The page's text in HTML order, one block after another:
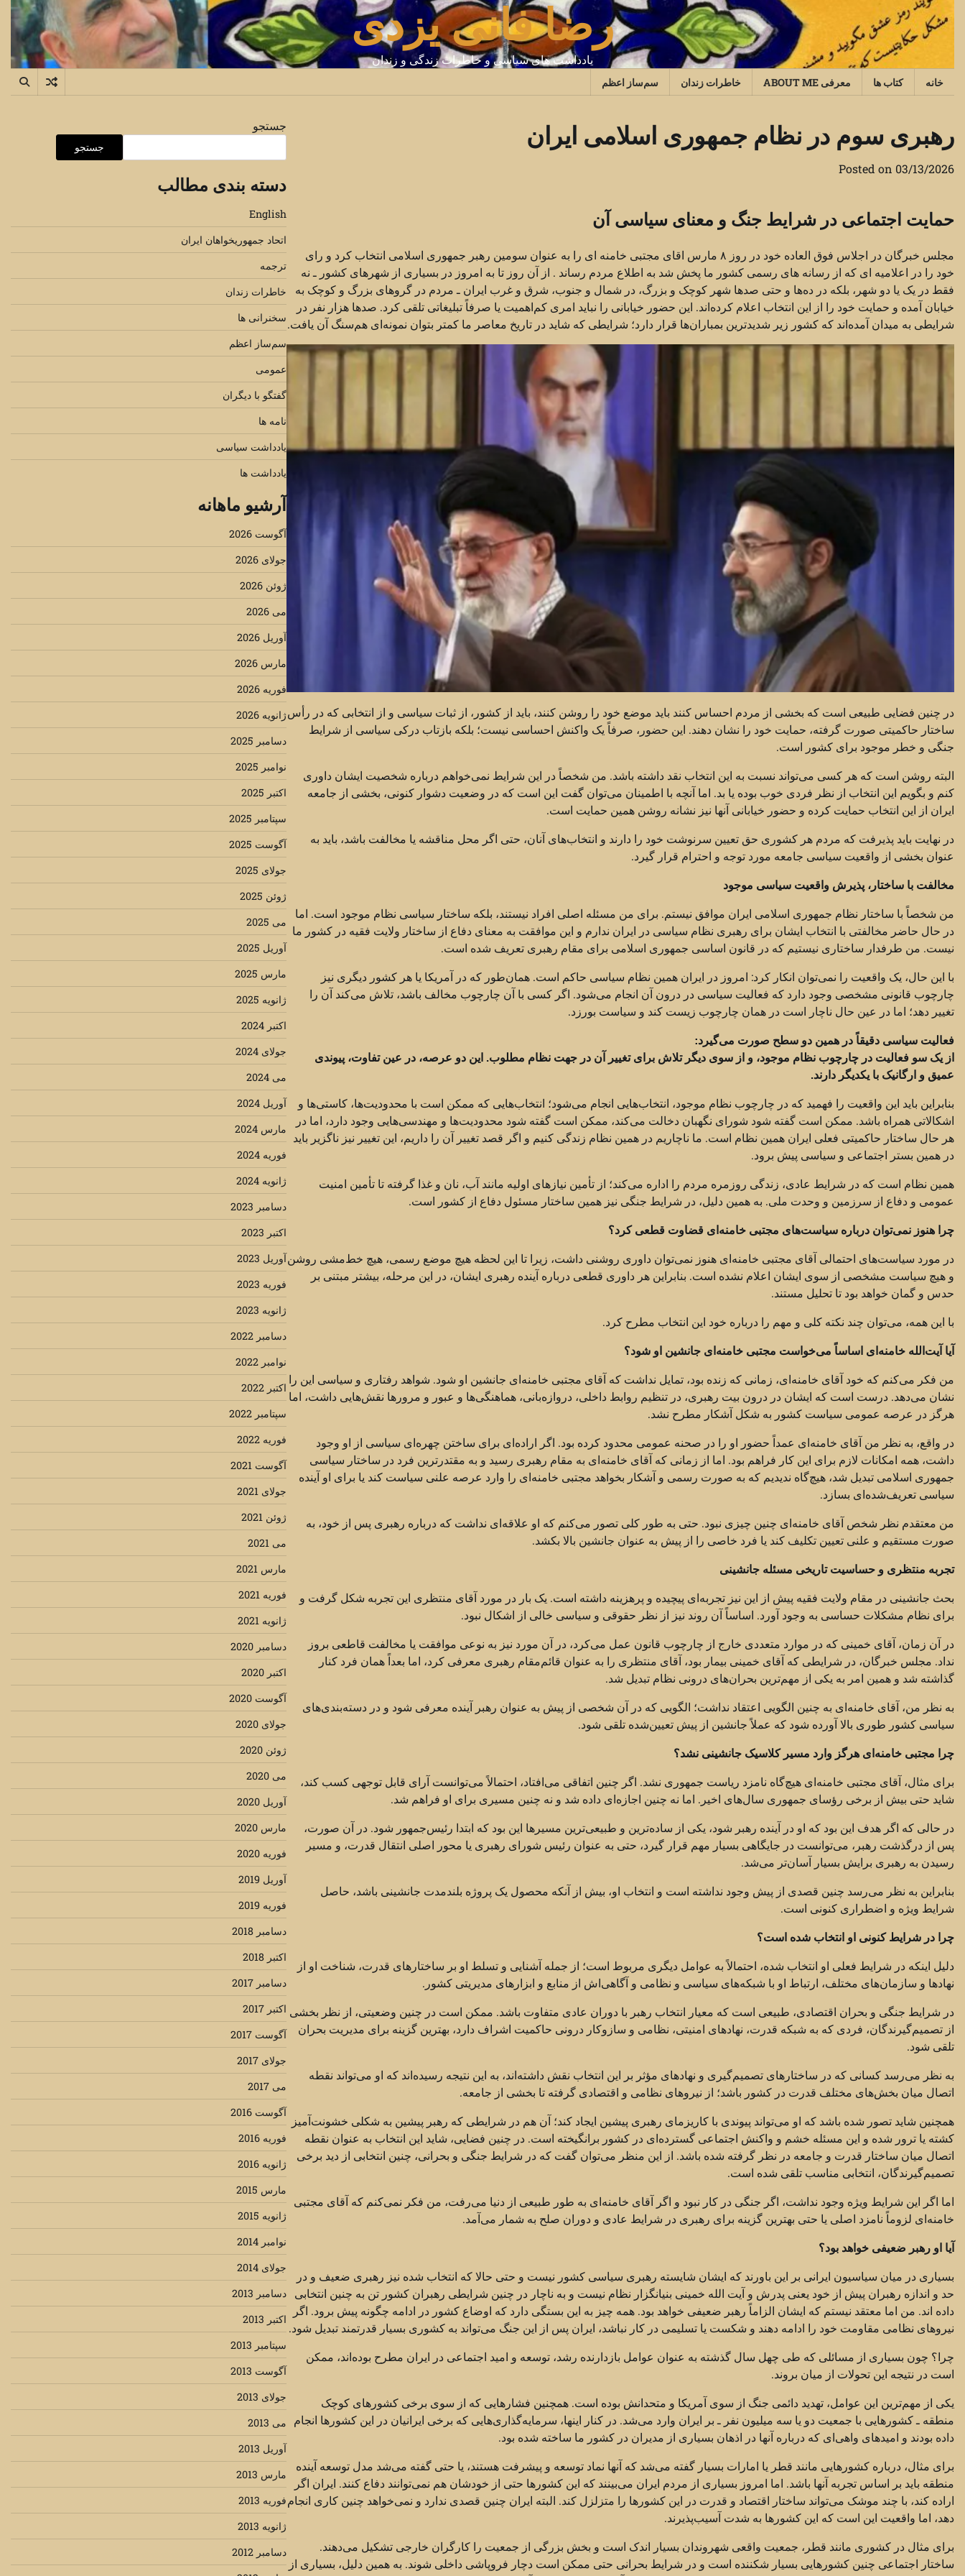
content
رضا فانی یزدی
یادداشت های سیاسی و خاطرات زندگی و زندان
خانه کتاب ها معرفی ABOUT ME خاطرات زندان سم‌ساز اعظم
رهبری سوم در نظام جمهوری اسلامی ایران
Posted on 03/13/2026
حمایت اجتماعی در شرایط جنگ و معنای سیاسی آن
مجلس خبرگان در اجلاس فوق العاده خود در روز ۸ مارس اقای مجتبی خامنه ای را به عنوان سومین رهبر جمهوری اسلامی انتخاب کرد و رای
خود را در اعلامیه ای که از رسانه های رسمی کشور ما پخش شد به اطلاع مردم رساند . از آن روز تا به امروز در بسیاری از شهرهای کشور ـ نه
فقط در یک یا دو شهر، بلکه در ده‌ها و حتی صدها شهر کوچک و بزرگ، در شمال و جنوب، شرق و غرب ایران ـ مردم در گروهای بزرگ و کوچک به
خیابان آمده‌ و حمایت خود را از این انتخاب اعلام کرده‌اند. این حضور خیابانی را نباید امری کم‌اهمیت یا صرفاً تبلیغاتی تلقی کرد. صدها هزار نفر در
شرایطی به میدان آمده‌اند که کشور زیر شدیدترین بمباران‌ها قرار دارد؛ شرایطی که شاید در تاریخ معاصر ما کمتر بتوان نمونه‌ای هم‌سنگ آن یافت.
در چنین فضایی طبیعی است که بخشی از مردم احساس کنند باید موضع خود را روشن کنند، باید از کشور، از ثبات سیاسی و از انتخابی که در رأس
ساختار حاکمیتی صورت گرفته، حمایت خود را نشان دهند. این حضور، صرفاً یک واکنش احساسی نیست؛ بلکه بازتاب درکی سیاسی از شرایط
جنگی و خطر موجود برای کشور است.
البته روشن است که هر کسی می‌تواند نسبت به این انتخاب نقد داشته باشد. من شخصاً در این شرایط نمی‌خواهم درباره شخصیت ایشان داوری
کنم و بگویم این انتخاب از نظر فردی خوب بوده یا بد. اما آنچه با اطمینان می‌توان گفت این است که در وضعیت دشوار کنونی، بخشی از جامعه
ایران از این انتخاب حمایت کرده و حضور خیابانی آنها نیز نشانه روشن همین حمایت است.
در نهایت باید پذیرفت که مردم هر کشوری حق تعیین سرنوشت خود را دارند و انتخاب‌های آنان، حتی اگر محل مناقشه یا مخالفت باشد، باید به
عنوان بخشی از واقعیت سیاسی جامعه مورد توجه و احترام قرار گیرد.
مخالفت با ساختار، پذیرش واقعیت سیاسی موجود
من شخصاً با ساختار نظام جمهوری اسلامی ایران موافق نیستم. برای من مسئله اصلی افراد نیستند، بلکه ساختار سیاسی نظام موجود است. اما
در حال حاضر مخالفتی با انتخاب ایشان برای رهبری نظام سیاسی در ایران ندارم و این موافقت به معنای دفاع از ساختار ولایت فقیه در کشور ما
نیست. من طرفدار ساختاری نیستیم که در قانون اساسی جمهوری اسلامی برای مقام رهبری تعریف شده است.
با این حال، یک واقعیت را نمی‌توان انکار کرد: امروز در ایران همین نظام سیاسی حاکم است. همان‌طور که در آمریکا یا هر کشور دیگری نیز
چارچوب قانونی مشخصی وجود دارد که فعالیت سیاسی در درون آن انجام می‌شود. اگر کسی با آن چارچوب مخالف باشد، تلاش می‌کند آن را
تغییر دهد؛ اما در عین حال ناچار است در همان چارچوب زیست کند و سیاست بورزد.
فعالیت سیاسی دقیقاً در همین دو سطح صورت می‌گیرد:
از یک سو فعالیت در چارچوب نظام موجود، و از سوی دیگر تلاش برای تغییر آن در جهت نظام مطلوب. این دو عرصه، در عین تفاوت، پیوندی
عمیق و ارگانیک با یکدیگر دارند.
بنابراین باید این واقعیت را فهمید که در چارچوب نظام موجود، انتخاب‌هایی انجام می‌شود؛ انتخاب‌هایی که ممکن است با محدودیت‌ها، کاستی‌ها و
اشکالاتی همراه باشد. ممکن است گفته شود شورای نگهبان دخالت می‌کند، ممکن است گفته شود محدودیت‌ها و مهندسی‌هایی وجود دارد، اما در
هر حال ساختار حاکمیتی فعلی ایران همین نظام است. ما ناچاریم در همین نظام زندگی کنیم و اگر قصد تغییر آن را داریم، این تغییر نیز ناگزیر باید
در همین بستر اجتماعی و سیاسی پیش برود.
همین نظام است که در شرایط عادی، زندگی روزمره مردم را اداره می‌کند؛ از تأمین نیازهای اولیه مانند آب، نان و غذا گرفته تا تأمین امنیت
عمومی و دفاع از سرزمین و وحدت ملی. به همین دلیل، در شرایط جنگی نیز همین ساختار مسئول دفاع از کشور است.
چرا هنوز نمی‌توان درباره سیاست‌های مجتبی خامنه‌ای قضاوت قطعی کرد؟
در مورد سیاست‌های احتمالی آقای مجتبی خامنه‌ای هنوز نمی‌توان داوری روشنی داشت، زیرا تا این لحظه هیچ موضع رسمی، هیچ خط‌مشی روشن
و هیچ سیاست مشخصی از سوی ایشان اعلام نشده است. بنابراین هر داوری قطعی درباره آینده رهبری ایشان، در این مرحله، بیشتر مبتنی بر
حدس و گمان خواهد بود تا تحلیل مستند.
با این همه، می‌توان چند نکته کلی و مهم را درباره خود این انتخاب مطرح کرد.
آیا آیت‌الله خامنه‌ای اساساً می‌خواست مجتبی خامنه‌ای جانشین او شود؟
من فکر می‌کنم که خود آقای خامنه‌ای، زمانی که زنده بود، تمایل نداشت که آقای مجتبی خامنه‌ای جانشین او شود. شواهد رفتاری و سیاسی این را
نشان می‌دهد. درست است که ایشان در درون بیت رهبری، در تنظیم روابط داخلی، دروازه‌بانی، هماهنگی‌ها و عبور و مرورها نقش‌هایی داشت، اما
هرگز در عرصه عمومی سیاست کشور به شکل آشکار مطرح نشد.
در واقع، به نظر من آقای خامنه‌ای عمداً حضور او را در صحنه عمومی محدود کرده بود. اگر اراده‌ای برای ساختن چهره‌ای سیاسی از او وجود
داشت، همه امکانات لازم برای این کار فراهم بود. اما از زمانی که آقای خامنه‌ای به مقام رهبری رسید و به مقتدرترین فرد در ساختار سیاسی
جمهوری اسلامی تبدیل شد، هیچ‌گاه ندیدیم که به صورت رسمی و آشکار بخواهد مجتبی خامنه‌ای را وارد عرصه علنی سیاست کند یا برای او آینده
سیاسی تعریف‌شده‌ای بسازد.
من معتقدم نظر شخص آقای خامنه‌ای چنین چیزی نبود. حتی به طور کلی تصور می‌کنم که او علاقه‌ای نداشت که درباره رهبری پس از خود، به
صورت مستقیم و علنی تعیین تکلیف کند یا فرد خاصی را از پیش به عنوان جانشین بالا بکشد.
تجربه منتظری و حساسیت تاریخی مسئله جانشینی
بحث جانشینی در مقام ولایت فقیه پیش از این نیز تجربه‌ای پیچیده و پرهزینه داشته است. یک بار در مورد آقای منتظری این تجربه شکل گرفت و
برای نظام مشکلات حساسی به وجود آورد. اساساً آن روند نیز از نظر حقوقی و سیاسی خالی از اشکال نبود.
در آن زمان، آقای خمینی که در موارد متعددی خارج از چارچوب قانون عمل می‌کرد، در آن مورد نیز به نوعی موافقت یا مخالفت قاطعی بروز
نداد. مجلس خبرگان، در شرایطی که آقای خمینی بیمار بود، آقای منتظری را به عنوان قائم‌مقام رهبری معرفی کرد، اما بعداً همان فرد کنار
گذاشته شد و همین امر به یکی از مهم‌ترین بحران‌های درونی نظام تبدیل شد.
به نظر من، آقای خامنه‌ای به چنین الگویی اعتقاد نداشت؛ الگویی که در آن شخصی از پیش به عنوان رهبر آینده معرفی شود و در دسته‌بندی‌های
سیاسی کشور طوری بالا آورده شود که عملاً جانشین از پیش تعیین‌شده تلقی شود.
چرا مجتبی خامنه‌ای هرگز وارد مسیر کلاسیک جانشینی نشد؟
برای مثال، آقای مجتبی خامنه‌ای هیچ‌گاه نامزد ریاست جمهوری نشد. اگر چنین اتفاقی می‌افتاد، احتمالاً می‌توانست آرای قابل توجهی کسب کند،
شاید حتی بیش از برخی رؤسای جمهوری سال‌های اخیر. اما نه چنین اجازه‌ای داده شد و نه چنین مسیری برای او فراهم شد.
در حالی که اگر هدف این بود که او در آینده رهبر شود، یکی از ساده‌ترین و طبیعی‌ترین مسیرها این بود که ابتدا رئیس‌جمهور شود. در آن صورت،
پس از درگذشت رهبر، می‌توانست در جایگاهی بسیار مهم قرار گیرد، حتی به عنوان رئیس شورای رهبری یا محور اصلی انتقال قدرت، و مسیر
رسیدن به رهبری برایش بسیار آسان‌تر می‌شد.
بنابراین به نظر می‌رسد چنین قصدی از پیش وجود نداشته است و انتخاب او، بیش از آنکه محصول یک پروژه بلندمدت جانشینی باشد، حاصل
شرایط ویژه و اضطراری کنونی است.
چرا در شرایط کنونی او انتخاب شده است؟
دلیل اینکه در شرایط فعلی او انتخاب شده، احتمالاً به عوامل دیگری مربوط است؛ از جمله آشنایی و تسلط او بر ساختارهای قدرت، شناخت او از
نهادها و سازمان‌های مختلف، ارتباط او با شبکه‌های سیاسی و نظامی و آگاهی‌اش از منابع و ابزارهای مدیریتی کشور.
در شرایط جنگی و بحران اقتصادی، طبیعی است که معیار انتخاب رهبر با دوران عادی متفاوت باشد. ممکن است در چنین وضعیتی، از نظر بخشی
از تصمیم‌گیرندگان، فردی که به شبکه قدرت، نهادهای امنیتی، نظامی و سازوکار درونی حاکمیت اشراف دارد، بهترین گزینه برای مدیریت بحران
تلقی شود.
به نظر می‌رسد کسانی که در ساختارهای تصمیم‌گیری و نهادهای مؤثر بر این انتخاب نقش داشته‌اند، به این نتیجه رسیده‌اند که او می‌تواند نقطه
اتصال میان بخش‌های مختلف قدرت در کشور باشد؛ از نیروهای نظامی و اقتصادی گرفته تا بخشی از جامعه.
همچنین شاید تصور شده باشد که او می‌تواند پیوندی با کاریزمای رهبری پیشین ایجاد کند؛ آن هم در شرایطی که رهبر پیشین به شکلی خشونت‌آمیز
کشته یا ترور شده و این مسئله خشم و واکنش اجتماعی گسترده‌ای در کشور برانگیخته است. در چنین فضایی، شاید این انتخاب به عنوان نقطه
اتصال میان ساختار قدرت و جامعه در نظر گرفته شده باشد. از این منظر می‌توان گفت که در شرایط جنگی و بحرانی، چنین انتخابی از دید برخی
تصمیم‌گیرندگان، انتخابی مناسب تلقی شده است.
اما اگر این شرایط ویژه وجود نداشت، اگر جنگی در کار نبود و اگر آقای خامنه‌ای به طور طبیعی از دنیا می‌رفت، من فکر نمی‌کنم که آقای مجتبی
خامنه‌ای لزوماً نامزد اصلی یا حتی بهترین گزینه برای رهبری در شرایط عادی و دوران صلح به شمار می‌آمد.
آیا او رهبر ضعیفی خواهد بود؟
بسیاری در میان سیاسیون ایرانی بر این باورند که ایشان شایسته رهبری سیاسی کشور نیست و حتی حالا که انتخاب شده نیز رهبری ضعیف و در
حد و اندازه رهبران پیش از خود یعنی پدرش و آیت الله خمینی بنیانگزار نظام نیست و به ناچار در چنین شرایطی رهبران کشور تن به چنین انتخابی
داده اند. من اما معتقد نیستم که ایشان الزاماً رهبر ضعیفی خواهد بود. همه چیز به این بستگی دارد که اوضاع کشور در ادامه چگونه پیش برود. اگر
نیروهای نظامی مقاومت خود را ادامه دهند و شکست یا تسلیمی در کار نباشد، ایران پس از این جنگ می‌تواند به کشوری بسیار قدرتمند تبدیل شود.
چرا؟ چون بسیاری از مسائلی که طی چهل سال گذشته به عنوان عوامل بازدارنده رشد، توسعه و امید اجتماعی در ایران مطرح بوده‌اند، ممکن
است در نتیجه این تحولات از میان بروند.
یکی از مهم‌ترین این عوامل، تهدید دائمی جنگ از سوی آمریکا و متحدانش بوده است. همچنین فشارهایی که از سوی برخی کشورهای کوچک
منطقه ـ کشورهایی با جمعیت دو یا سه میلیون نفر ـ بر ایران وارد می‌شد. در کنار اینها، سرمایه‌گذاری‌هایی که برخی ایرانیان در این کشورها انجام
داده بودند و امیدهای واهی‌ای که درباره آنها در اذهان بسیاری از مدیران در کشور ما ساخته شده بود.
برای مثال، درباره کشورهایی مانند قطر یا امارات بسیار گفته می‌شد که آنها نماد توسعه و پیشرفت هستند، یا حتی گفته می‌شد مدل توسعه آینده
منطقه باید بر اساس تجربه آنها باشد. اما امروز بسیاری از مردم ایران می‌بینند که این کشورها حتی از خودشان هم نمی‌توانند دفاع کنند. ایران اگر
اراده کند، با چند موشک می‌تواند ساختار اقتصاد و قدرت در این کشورها را متزلزل کند. البته ایران چنین قصدی ندارد و نمی‌خواهد چنین کاری انجام
دهد، اما واقعیت این است که این کشورها به شدت آسیب‌پذیرند.
برای مثال در کشوری مانند قطر، جمعیت واقعی شهروندان بسیار اندک است و بخش بزرگی از جمعیت را کارگران خارجی تشکیل می‌دهند.
ساختار اجتماعی چنین کشورهایی بسیار شکننده است و در شرایط بحرانی حتی ممکن است دچار فروپاشی داخلی شوند. به همین دلیل، بسیاری از
جستجو
جستجو
دسته بندی مطالب
English
اتحاد جمهوریخواهان ایران
ترجمه
خاطرات زندان
سخنرانی ها
سم‌ساز اعظم
عمومی
گفتگو با دیگران
نامه ها
یادداشت سیاسی
یادداشت ها
آرشیو ماهانه
آگوست 2026
جولای 2026
ژوئن 2026
می 2026
آوریل 2026
مارس 2026
فوریه 2026
ژانویه 2026
دسامبر 2025
نوامبر 2025
اکتبر 2025
سپتامبر 2025
آگوست 2025
جولای 2025
ژوئن 2025
می 2025
آوریل 2025
مارس 2025
ژانویه 2025
اکتبر 2024
جولای 2024
می 2024
آوریل 2024
مارس 2024
فوریه 2024
ژانویه 2024
دسامبر 2023
اکتبر 2023
آوریل 2023
فوریه 2023
ژانویه 2023
دسامبر 2022
نوامبر 2022
اکتبر 2022
سپتامبر 2022
فوریه 2022
آگوست 2021
جولای 2021
ژوئن 2021
می 2021
مارس 2021
فوریه 2021
ژانویه 2021
دسامبر 2020
اکتبر 2020
آگوست 2020
جولای 2020
ژوئن 2020
می 2020
آوریل 2020
مارس 2020
فوریه 2020
آوریل 2019
فوریه 2019
دسامبر 2018
اکتبر 2018
دسامبر 2017
اکتبر 2017
آگوست 2017
جولای 2017
می 2017
آگوست 2016
فوریه 2016
ژانویه 2016
مارس 2015
ژانویه 2015
نوامبر 2014
جولای 2014
دسامبر 2013
اکتبر 2013
سپتامبر 2013
آگوست 2013
جولای 2013
می 2013
آوریل 2013
مارس 2013
فوریه 2013
ژانویه 2013
دسامبر 2012